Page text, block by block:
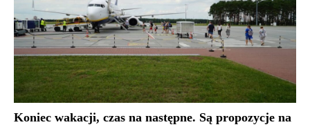
Koniec wakacji, czas na następne. Są propozycje na